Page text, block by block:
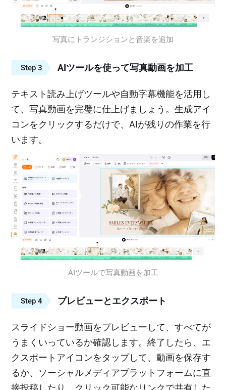
写真にトランジションと音楽を追加
Step 3 AIツールを使って写真動画を加工
テキスト読み上げツールや自動字幕機能を活用し
て、写真動画を完璧に仕上げましょう。生成アイ
コンをクリックするだけで、AIが残りの作業を行
います。
AIツールで写真動画を加工
Step 4 プレビューとエクスポート
スライドショー動画をプレビューして、すべてが
うまくいっているか確認します。終了したら、エ
クスポートアイコンをタップして、動画を保存す
るか、ソーシャルメディアプラットフォームに直
接投稿したり、クリック可能なリンクで共有した